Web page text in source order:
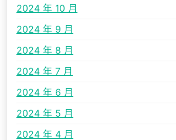
2024 年 10 月
2024 年 9 月
2024 年 8 月
2024 年 7 月
2024 年 6 月
2024 年 5 月
2024 年 4 月